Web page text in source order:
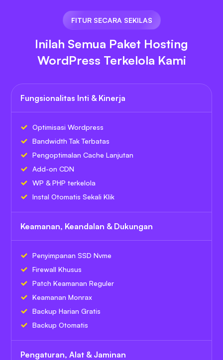
FITUR SECARA SEKILAS
Inilah Semua Paket Hosting
WordPress Terkelola Kami
Fungsionalitas Inti & Kinerja
Optimisasi Wordpress
Bandwidth Tak Terbatas
Pengoptimalan Cache Lanjutan
Add-on CDN
WP & PHP terkelola
Instal Otomatis Sekali Klik
Keamanan, Keandalan & Dukungan
Penyimpanan SSD Nvme
Firewall Khusus
Patch Keamanan Reguler
Keamanan Monrax
Backup Harian Gratis
Backup Otomatis
Pengaturan, Alat & Jaminan